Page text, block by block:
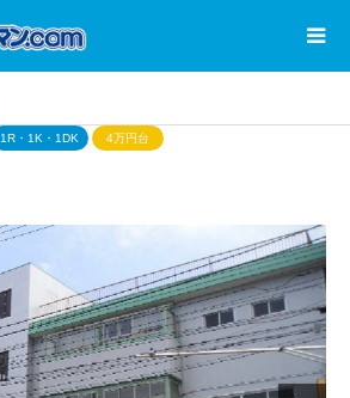
1R・1K・1DK 4万円台